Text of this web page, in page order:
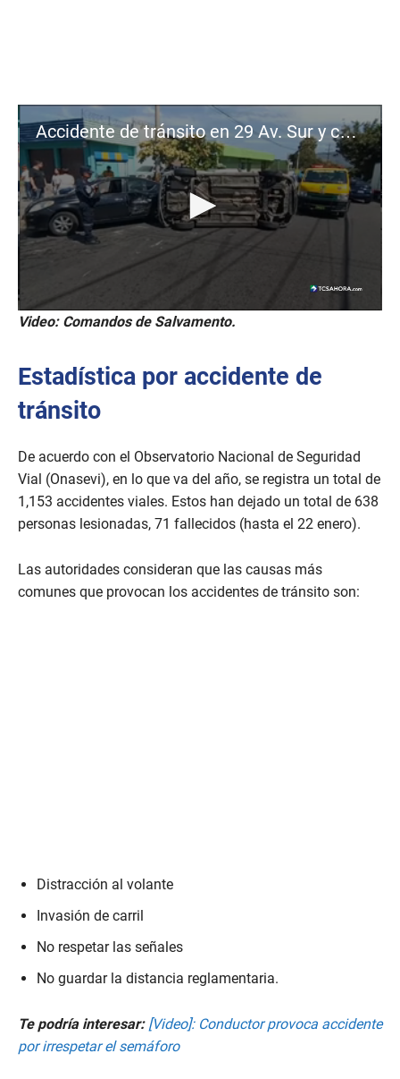
Accidente de tránsito en 29 Av. Sur y calle ferrocarril
0
s
o
n
d
s
3
8
s
e
o
s
Video: Comandos de Salvamento.
Estadística por accidente de
tránsito
De acuerdo con el Observatorio Nacional de Seguridad
Vial (Onasevi), en lo que va del año, se registra un total de
1,153 accidentes viales. Estos han dejado un total de 638
personas lesionadas, 71 fallecidos (hasta el 22 enero).
Las autoridades consideran que las causas más
comunes que provocan los accidentes de tránsito son:
Distracción al volante
Invasión de carril
No respetar las señales
No guardar la distancia reglamentaria.
Te podría interesar: [Video]: Conductor provoca accidente
por irrespetar el semáforo